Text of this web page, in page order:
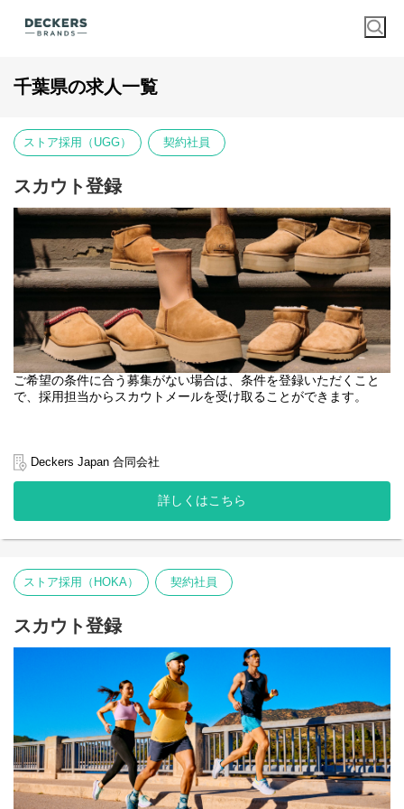
千葉県の求人一覧
ストア採用（UGG） 契約社員
スカウト登録
ご希望の条件に合う募集がない場合は、条件を登録いただくこと
で、採用担当からスカウトメールを受け取ることができます。
Deckers Japan 合同会社
詳しくはこちら
ストア採用（HOKA） 契約社員
スカウト登録